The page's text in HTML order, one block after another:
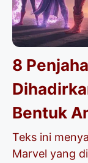
8
Bentuk
Teks ini
Marvel yang